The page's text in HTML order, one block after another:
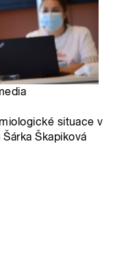
situace v
Škapiková